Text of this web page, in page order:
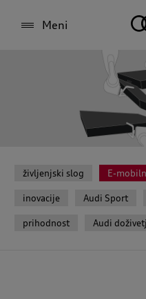
Meni
življenjski slog E-
inovacije Audi Sport
prihodnost Audi